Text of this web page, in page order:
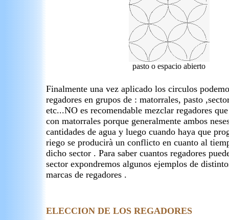
pasto o espacio abierto
Finalmente una vez aplicado los circulos
regadores en grupos de : matorrales, pasto
etc...NO es recomendable mezclar regadores
con matorrales porque generalmente ambos
cantidades de agua y luego cuando haya que
riego se producirà un conflicto en cuanto al
dicho sector . Para saber cuantos regadores
sector expondremos algunos ejemplos de
marcas de regadores .
ELECCION DE LOS REGADORES